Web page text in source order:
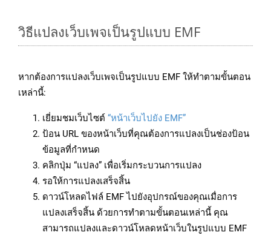
วิธีแปลงเว็บเพจเป็นรูปแบบ EMF
หากต้องการแปลงเว็บเพจเป็นรูปแบบ EMF ให้ทำตามขั้นตอน
เหล่านี้:
เยี่ยมชมเว็บไซต์ “หน้าเว็บไปยัง EMF”
ป้อน URL ของหน้าเว็บที่คุณต้องการแปลงเป็นช่องป้อน
ข้อมูลที่กำหนด
คลิกปุ่ม “แปลง” เพื่อเริ่มกระบวนการแปลง
รอให้การแปลงเสร็จสิ้น
ดาวน์โหลดไฟล์ EMF ไปยังอุปกรณ์ของคุณเมื่อการ
แปลงเสร็จสิ้น ด้วยการทำตามขั้นตอนเหล่านี้ คุณ
สามารถแปลงและดาวน์โหลดหน้าเว็บในรูปแบบ EMF